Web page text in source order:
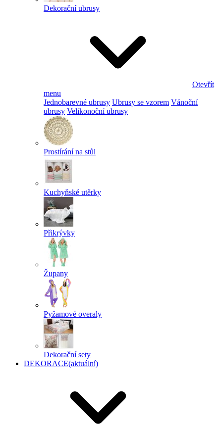
Dekorační ubrusy
Otevřít
menu
Jednobarevné ubrusy Ubrusy se vzorem Vánoční
ubrusy Velikonoční ubrusy
Prostírání na stůl
Kuchyňské utěrky
Přikrývky
Župany
Pyžamové overaly
Dekorační sety
DEKORACE(aktuální)